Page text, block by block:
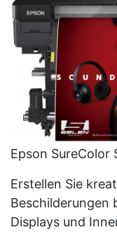
Epson SureColor
Erstellen Sie
Beschilderungen
Displays und